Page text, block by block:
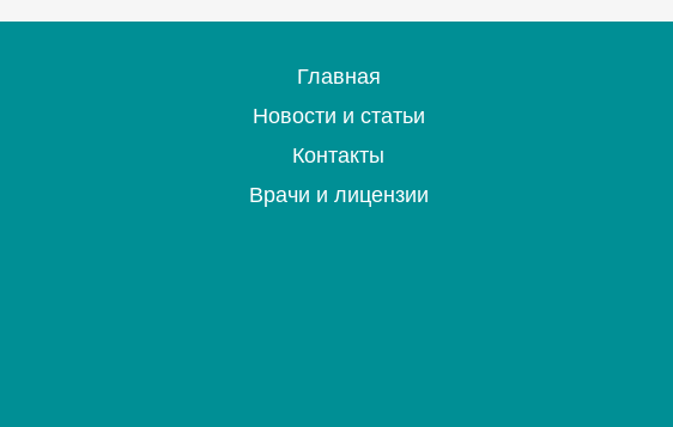
Главная
Новости и статьи
Контакты
Врачи и лицензии